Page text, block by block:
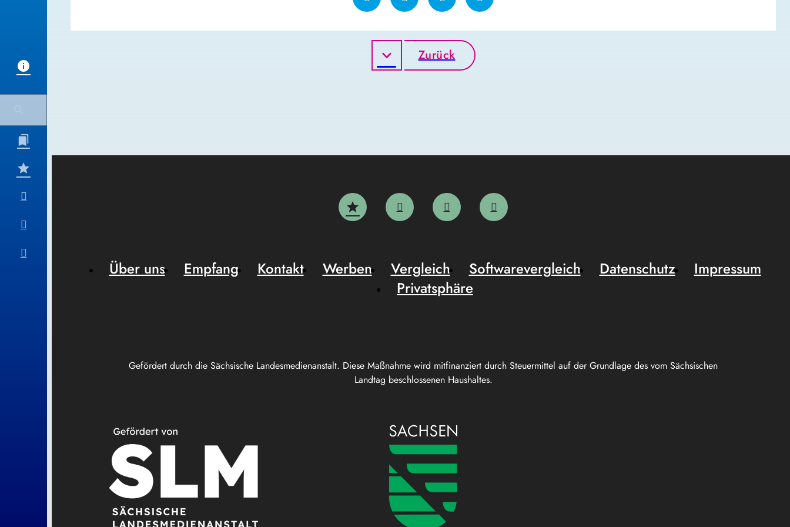
Zurück
Gefördert durch die Sächsische Landesmedienanstalt. Diese Maßnahme wird mitfinanziert durch Steuermittel auf der Grundlage des vom Sächsischen
Landtag beschlossenen Haushaltes.
Über uns Empfang Kontakt Werben Vergleich Softwarevergleich Datenschutz
Impressum
Privatsphäre